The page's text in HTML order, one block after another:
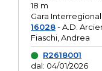
18 m
Gara
16028- A.D.
Fiaschi, Andrea
R2618001
dal: 04/01/2026